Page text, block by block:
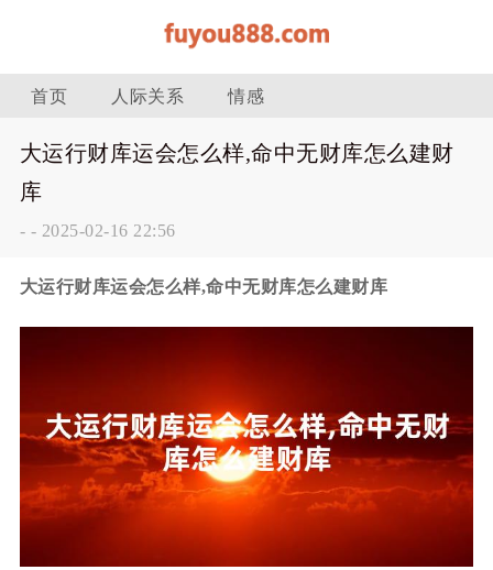
首页 人际关系 情感
大运行财库运会怎么样,命中无财库怎么建财
库
- - 2025-02-16 22:56
大运行财库运会怎么样,命中无财库怎么建财库